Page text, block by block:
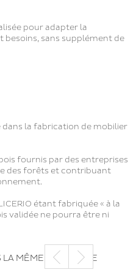
pour adapter la
besoins, sans supplément de
dans la fabrication de mobilier
fournis par des entreprises
des forêts et contribuant
étant fabriquée « à la
validée ne pourra être ni
MÊME CATÉGORIE